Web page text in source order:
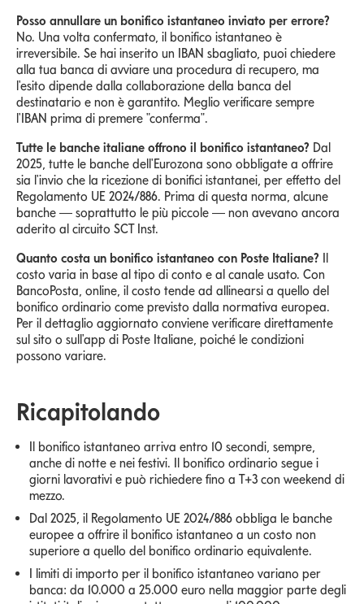
Posso annullare un bonifico istantaneo inviato per errore?
No. Una volta confermato, il bonifico istantaneo è
irreversibile. Se hai inserito un IBAN sbagliato, puoi chiedere
alla tua banca di avviare una procedura di recupero, ma
l'esito dipende dalla collaborazione della banca del
destinatario e non è garantito. Meglio verificare sempre
l'IBAN prima di premere "conferma".
Tutte le banche italiane offrono il bonifico istantaneo? Dal
2025, tutte le banche dell'Eurozona sono obbligate a offrire
sia l'invio che la ricezione di bonifici istantanei, per effetto del
Regolamento UE 2024/886. Prima di questa norma, alcune
banche — soprattutto le più piccole — non avevano ancora
aderito al circuito SCT Inst.
Quanto costa un bonifico istantaneo con Poste Italiane? Il
costo varia in base al tipo di conto e al canale usato. Con
BancoPosta, online, il costo tende ad allinearsi a quello del
bonifico ordinario come previsto dalla normativa europea.
Per il dettaglio aggiornato conviene verificare direttamente
sul sito o sull'app di Poste Italiane, poiché le condizioni
possono variare.
Ricapitolando
Il bonifico istantaneo arriva entro 10 secondi, sempre,
anche di notte e nei festivi. Il bonifico ordinario segue i
giorni lavorativi e può richiedere fino a T+3 con weekend di
mezzo.
Dal 2025, il Regolamento UE 2024/886 obbliga le banche
europee a offrire il bonifico istantaneo a un costo non
superiore a quello del bonifico ordinario equivalente.
I limiti di importo per il bonifico istantaneo variano per
banca: da 10.000 a 25.000 euro nella maggior parte degli